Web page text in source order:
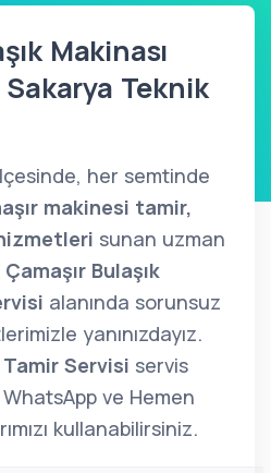
Makinası
Teknik
her semtinde
makinesi tamir,
sunan uzman
Bulaşık
alanında sorunsuz
yanınızdayız.
Servisi servis
ve Hemen
kullanabilirsiniz.